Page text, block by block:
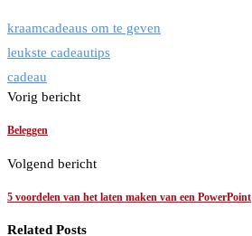
kraamcadeaus om te geven
leukste cadeautips
cadeau
Vorig bericht
Beleggen
Volgend bericht
5 voordelen van het laten maken van een PowerPoint
Related Posts